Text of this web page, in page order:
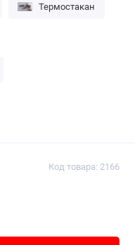
Код товара: 2166
Термостакан